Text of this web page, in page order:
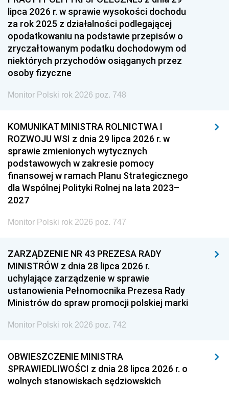
lipca 2026 r. w sprawie wysokości dochodu
za rok 2025 z działalności podlegającej
opodatkowaniu na podstawie przepisów o
zryczałtowanym podatku dochodowym od
niektórych przychodów osiąganych przez
osoby fizyczne
Monitor Polski rok 2026 poz. 748
KOMUNIKAT MINISTRA ROLNICTWA I
ROZWOJU WSI z dnia 29 lipca 2026 r. w
sprawie zmienionych wytycznych
podstawowych w zakresie pomocy
finansowej w ramach Planu Strategicznego
dla Wspólnej Polityki Rolnej na lata 2023–
2027
Monitor Polski rok 2026 poz. 747
ZARZĄDZENIE NR 43 PREZESA RADY
MINISTRÓW z dnia 28 lipca 2026 r.
uchylające zarządzenie w sprawie
ustanowienia Pełnomocnika Prezesa Rady
Ministrów do spraw promocji polskiej marki
Monitor Polski rok 2026 poz. 742
OBWIESZCZENIE MINISTRA
SPRAWIEDLIWOŚCI z dnia 28 lipca 2026 r. o
wolnych stanowiskach sędziowskich